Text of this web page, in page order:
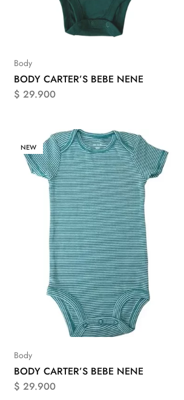
Body
BODY CARTER’S BEBE NENE
$ 29.900
NEW
Body
BODY CARTER’S BEBE NENE
$ 29.900